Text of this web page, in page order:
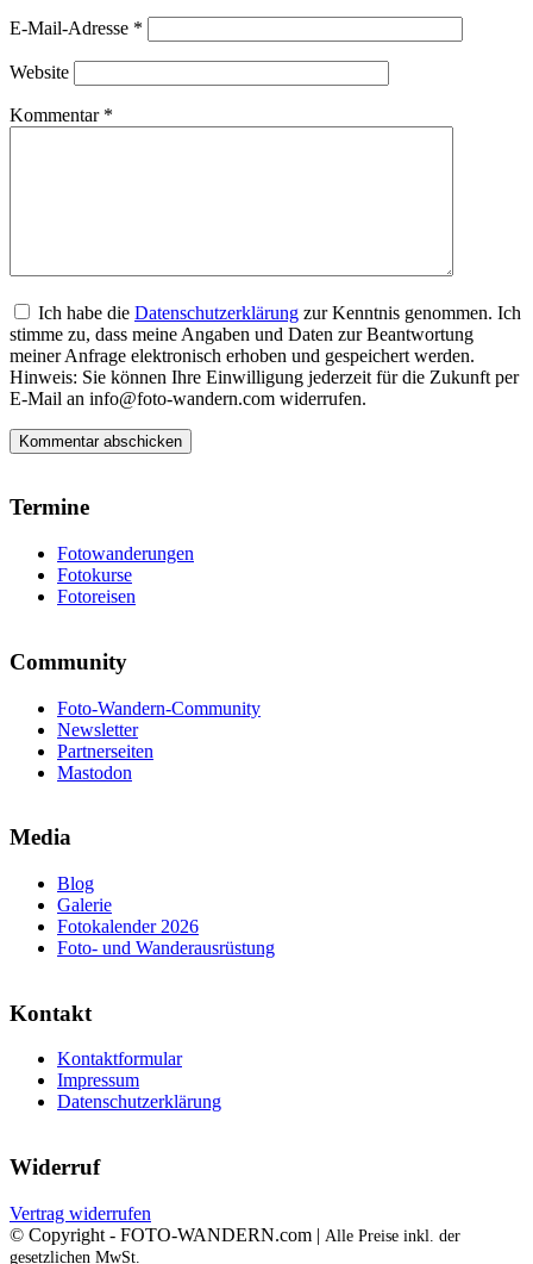
E-Mail-Adresse *
Website
Kommentar *
Ich habe die Datenschutzerklärung zur Kenntnis genommen. Ich
stimme zu, dass meine Angaben und Daten zur Beantwortung
meiner Anfrage elektronisch erhoben und gespeichert werden.
Hinweis: Sie können Ihre Einwilligung jederzeit für die Zukunft per
E-Mail an info@foto-wandern.com widerrufen.
Termine
Fotowanderungen
Fotokurse
Fotoreisen
Community
Foto-Wandern-Community
Newsletter
Partnerseiten
Mastodon
Media
Blog
Galerie
Fotokalender 2026
Foto- und Wanderausrüstung
Kontakt
Kontaktformular
Impressum
Datenschutzerklärung
Widerruf
Vertrag widerrufen
© Copyright - FOTO-WANDERN.com | Alle Preise inkl. der
gesetzlichen MwSt.